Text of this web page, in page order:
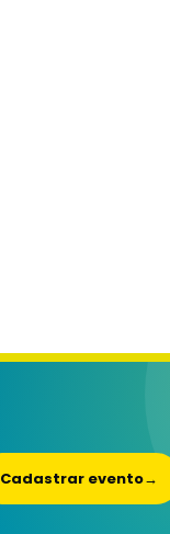
Cadastrar evento→